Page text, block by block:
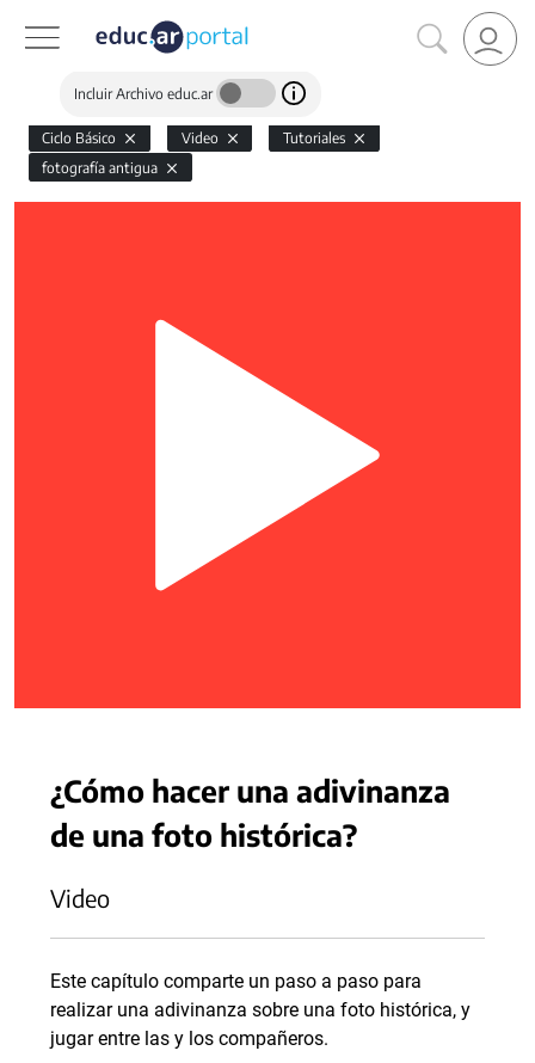
Incluir Archivo educ.ar
Ciclo Básico Video
Tutoriales
fotografía antigua
¿Cómo hacer una adivinanza
de una foto histórica?
Video
Este capítulo comparte un paso a paso para
realizar una adivinanza sobre una foto histórica, y
jugar entre las y los compañeros.